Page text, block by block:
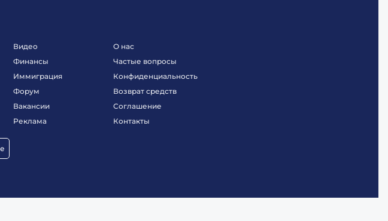
Видео
Финансы
Иммиграция
Форум
Вакансии
Реклама
О нас
Частые вопросы
Конфиденциальность
Возврат средств
Соглашение
Контакты